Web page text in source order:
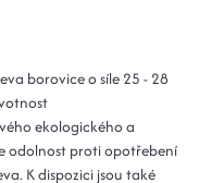
borovice o síle 25 - 28
ekologického a
odolnost proti opotřebení
K dispozici jsou také